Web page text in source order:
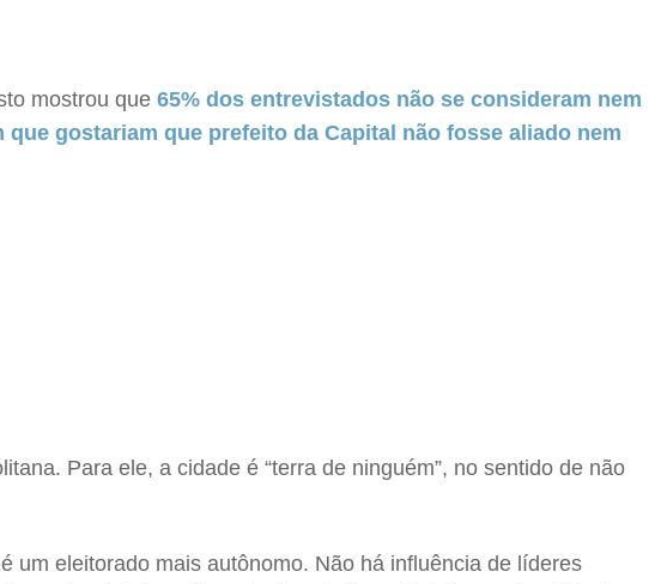
mostrou que 65% dos entrevistados não se consideram nem
que gostariam que prefeito da Capital não fosse aliado nem
Para ele, a cidade é “terra de ninguém”, no sentido de não
um eleitorado mais autônomo. Não há influência de líderes